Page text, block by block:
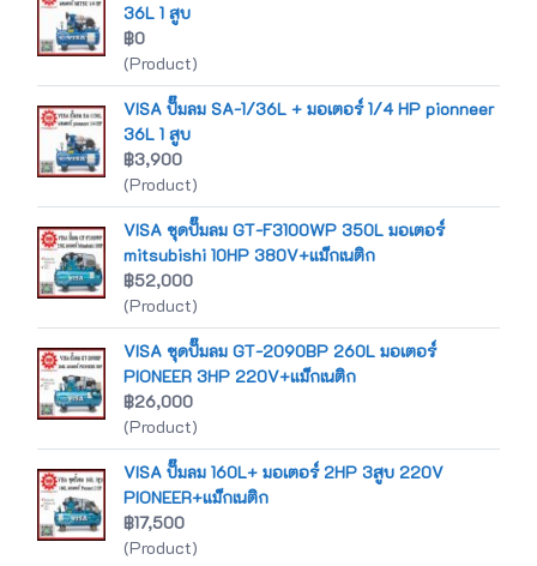
36L 1 สูบ
฿0
(Product)
VISA ปั๊มลม SA-1/36L + มอเตอร์ 1/4 HP pionneer
36L 1 สูบ
฿3,900
(Product)
VISA ชุดปั๊มลม GT-F3100WP 350L มอเตอร์
mitsubishi 10HP 380V+แม็กเนติก
฿52,000
(Product)
VISA ชุดปั๊มลม GT-2090BP 260L มอเตอร์
PIONEER 3HP 220V+แม็กเนติก
฿26,000
(Product)
VISA ปั๊มลม 160L+ มอเตอร์ 2HP 3สูบ 220V
PIONEER+แม็กเนติก
฿17,500
(Product)